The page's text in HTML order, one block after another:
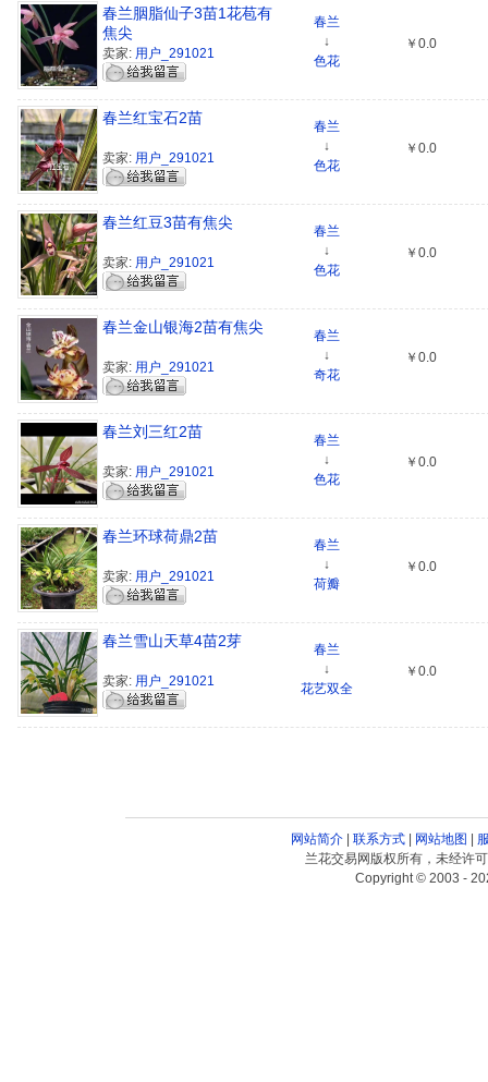
春兰胭脂仙子3苗1花苞有
焦尖
卖家: 用户_291021
春兰
↓
色花
￥0.0
春兰红宝石2苗
卖家: 用户_291021
春兰
↓
色花
￥0.0
春兰红豆3苗有焦尖
卖家: 用户_291021
春兰
↓
色花
￥0.0
春兰金山银海2苗有焦尖
卖家: 用户_291021
春兰
↓
奇花
￥0.0
春兰刘三红2苗
卖家: 用户_291021
春兰
↓
色花
￥0.0
春兰环球荷鼎2苗
卖家: 用户_291021
春兰
↓
荷瓣
￥0.0
春兰雪山天草4苗2芽
卖家: 用户_291021
春兰
↓
花艺双全
￥0.0
网站简介| 联系方式| 网站地图
兰花交易网版权所有，未经许
Copyright © 2003 -